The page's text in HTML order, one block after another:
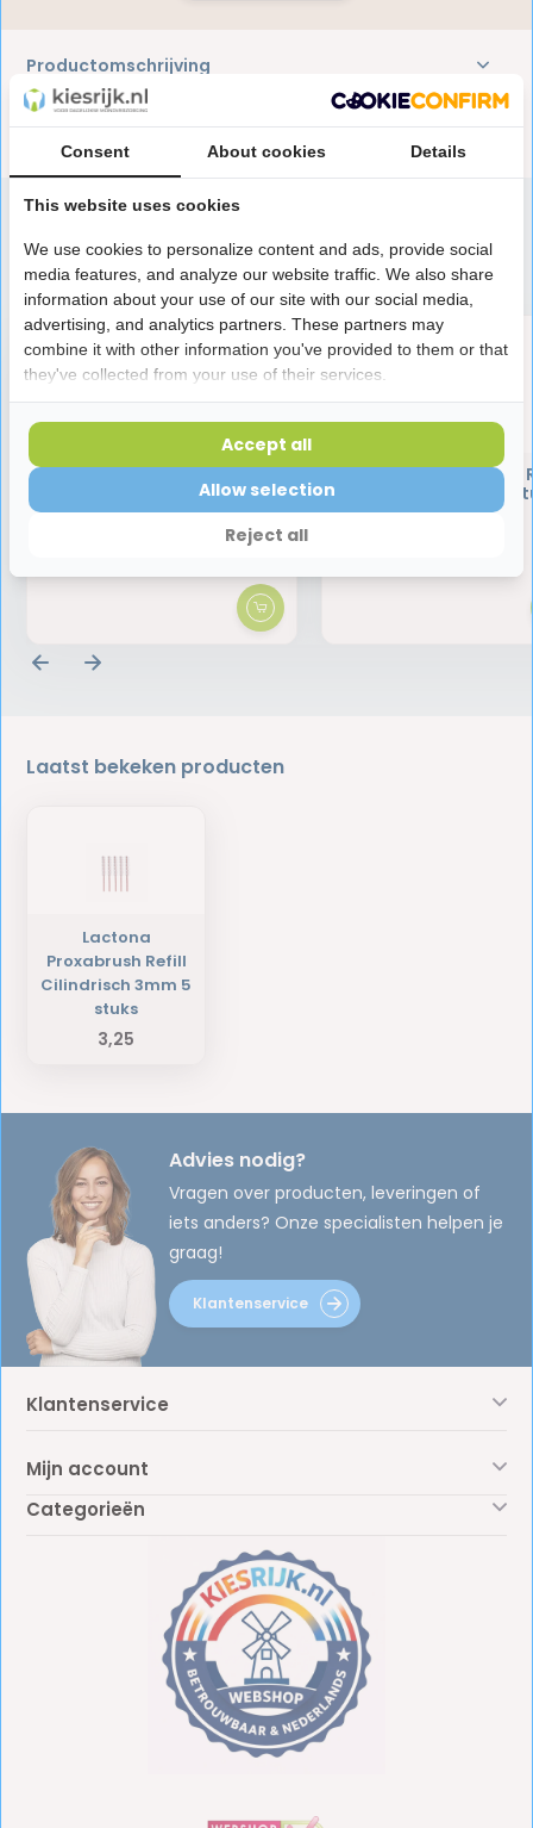
Productomschrijving
Speciaal aanbevolen voor jou
Lactona Proxabrush
(parodontaalborstel)
Lactona Proxabrush
Conisch 3-5mm 5
Laatst bekeken producten
Lactona
Proxabrush Refill
Cilindrisch 3mm 5
stuks
3,25
Advies nodig?
Vragen over producten, leveringen of
iets anders? Onze specialisten helpen je
graag!
Klantenservice
Klantenservice
Mijn account
Categorieën
Consent About cookies Details
This website uses cookies
We use cookies to personalize content and ads, provide social
media features, and analyze our website traffic. We also share
information about your use of our site with our social media,
advertising, and analytics partners. These partners may
combine it with other information you've provided to them or that
they've collected from your use of their services.
Reject all
Allow selection
Accept all